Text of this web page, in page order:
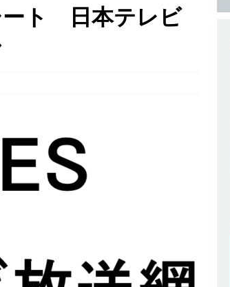
学生を求めアスキヤリ限定イベント開催!! 】 世界
ーカー ｜ 9期連続の最高益・11期連続の10%以
加者は書類選考・一次面接免除 】 M&A総研の
コンサルを行う ｜ スタートアップの成長性×大
てと取引する国内トップシェアのマグネシウム
ート 日本テレビ